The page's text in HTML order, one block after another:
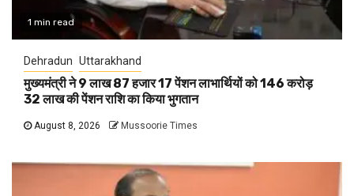
1 min read
Dehradun Uttarakhand
मुख्यमंत्री ने 9 लाख 87 हजार 17 पेंशन लाभार्थियों को 146 करोड़
32 लाख की पेंशन राशि का किया भुगतान
August 8, 2026 Mussoorie Times